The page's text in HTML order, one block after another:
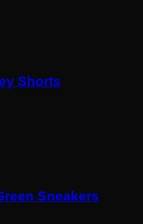
Shorts
Sneakers